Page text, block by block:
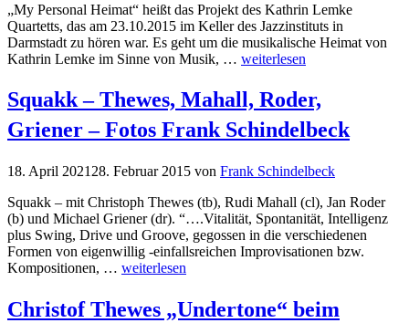
„My Personal Heimat“ heißt das Projekt des Kathrin Lemke
Quartetts, das am 23.10.2015 im Keller des Jazzinstituts in
Darmstadt zu hören war. Es geht um die musikalische Heimat von
Kathrin Lemke im Sinne von Musik, … weiterlesen
Squakk – Thewes, Mahall, Roder,
Griener – Fotos Frank Schindelbeck
18. April 2021 28. Februar 2015 von Frank Schindelbeck
Squakk – mit Christoph Thewes (tb), Rudi Mahall (cl), Jan Roder
(b) und Michael Griener (dr). “….Vitalität, Spontanität, Intelligenz
plus Swing, Drive und Groove, gegossen in die verschiedenen
Formen von eigenwillig -einfallsreichen Improvisationen bzw.
Kompositionen, … weiterlesen
Christof Thewes „Undertone“ beim